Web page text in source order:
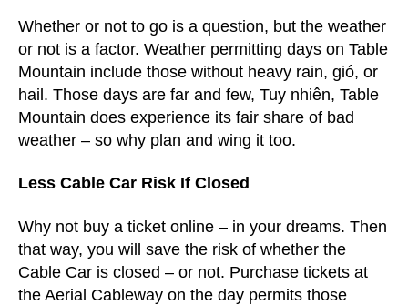
Whether or not to go is a question, but the weather
or not is a factor. Weather permitting days on Table
Mountain include those without heavy rain, gió, or
hail. Those days are far and few, Tuy nhiên, Table
Mountain does experience its fair share of bad
weather – so why plan and wing it too.
Less Cable Car Risk If Closed
Why not buy a ticket online – in your dreams. Then
that way, you will save the risk of whether the
Cable Car is closed – or not. Purchase tickets at
the Aerial Cableway on the day permits those